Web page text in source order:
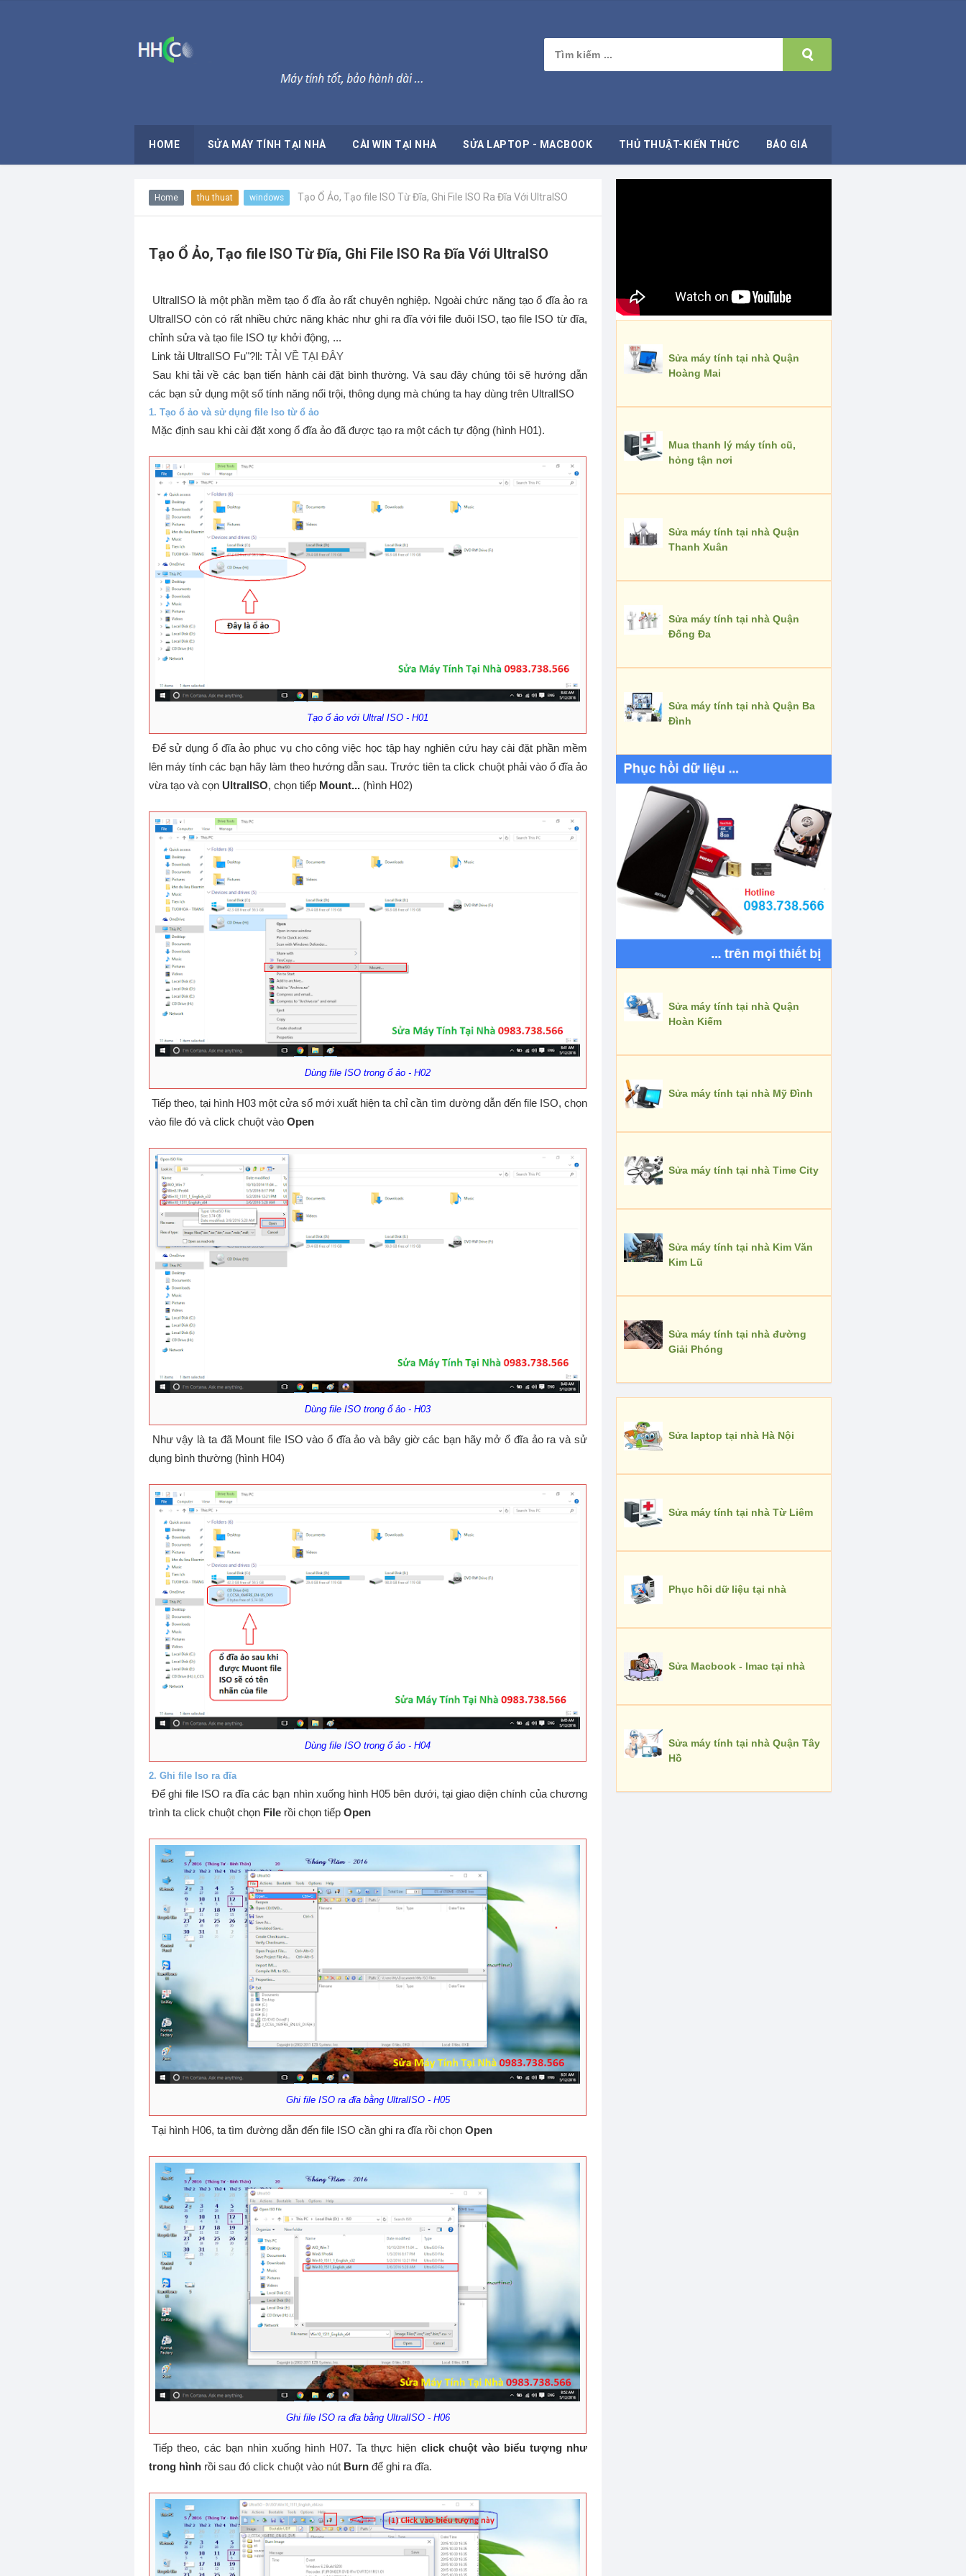
HOME SỬA MÁY TÍNH TẠI NHÀ CÀI WIN TẠI NHÀ SỬA LAPTOP - MACBOOK THỦ THUẬT-KIẾN THỨC BÁO GIÁ
Home thu thuat windows Tạo Ổ Ảo, Tạo file ISO Từ Đĩa, Ghi File ISO Ra Đĩa Với UltraISO
Tạo Ổ Ảo, Tạo file ISO Từ Đĩa, Ghi File ISO Ra Đĩa Với UltraISO
UltralISO là một phần mềm tạo ổ đĩa ảo rất chuyên nghiệp. Ngoài chức năng tạo ổ đĩa ảo ra
UltralISO còn có rất nhiều chức năng khác như ghi ra đĩa với file đuôi ISO, tạo file ISO từ đĩa,
chỉnh sửa và tạo file ISO tự khởi động, ...
Link tải UltralISO Fu"?ll: TẢI VỀ TẠI ĐÂY
Sau khi tải về các bạn tiến hành cài đặt bình thường. Và sau đây chúng tôi sẽ hướng dẫn
các bạn sử dụng một số tính năng nổi trội, thông dụng mà chúng ta hay dùng trên UltralISO
1. Tạo ổ ảo và sử dụng file Iso từ ổ ảo
Mặc định sau khi cài đặt xong ổ đĩa ảo đã được tạo ra một cách tự động (hình H01).
Tạo ổ ảo với Ultral ISO - H01
Để sử dụng ổ đĩa ảo phục vụ cho công việc học tập hay nghiên cứu hay cài đặt phần mềm
lên máy tính các bạn hãy làm theo hướng dẫn sau. Trước tiên ta click chuột phải vào ổ đĩa ảo
vừa tạo và cọn UltralISO, chọn tiếp Mount... (hình H02)
Dùng file ISO trong ổ ảo - H02
Tiếp theo, tại hình H03 một cửa sổ mới xuất hiện ta chỉ cần tìm dường dẫn đến file ISO, chọn
vào file đó và click chuột vào Open
Dùng file ISO trong ổ ảo - H03
Như vậy là ta đã Mount file ISO vào ổ đĩa ảo và bây giờ các bạn hãy mở ổ đĩa ảo ra và sử
dụng bình thường (hình H04)
Dùng file ISO trong ổ ảo - H04
2. Ghi file Iso ra đĩa
Để ghi file ISO ra đĩa các bạn nhìn xuống hình H05 bên dưới, tại giao diện chính của chương
trình ta click chuột chọn File rồi chọn tiếp Open
Ghi file ISO ra đĩa bằng UltralISO - H05
Tại hình H06, ta tìm đường dẫn đến file ISO cần ghi ra đĩa rồi chọn Open
Ghi file ISO ra đĩa bằng UltralISO - H06
Tiếp theo, các bạn nhìn xuống hình H07. Ta thực hiện click chuột vào biểu tượng như
trong hình rồi sau đó click chuột vào nút Burn để ghi ra đĩa.
Sửa máy tính tại nhà Quận
Hoàng Mai
Mua thanh lý máy tính cũ,
hỏng tận nơi
Sửa máy tính tại nhà Quận
Thanh Xuân
Sửa máy tính tại nhà Quận
Đống Đa
Sửa máy tính tại nhà Quận Ba
Đình
Sửa máy tính tại nhà Quận
Hoàn Kiếm
Sửa máy tính tại nhà Mỹ Đình
Sửa máy tính tại nhà Time City
Sửa máy tính tại nhà Kim Văn
Kim Lũ
Sửa máy tính tại nhà đường
Giải Phóng
Sửa laptop tại nhà Hà Nội
Sửa máy tính tại nhà Từ Liêm
Phục hồi dữ liệu tại nhà
Sửa Macbook - Imac tại nhà
Sửa máy tính tại nhà Quận Tây
Hồ